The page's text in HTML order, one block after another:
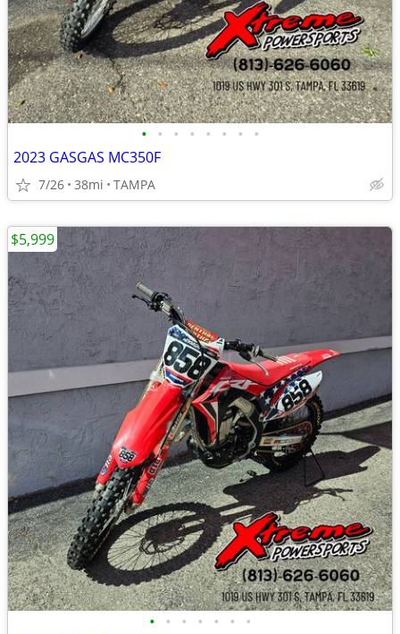
• • • • • • • •
2023 GASGAS MC350F
7/26 38mi TAMPA
• • • • • • •
$5,999